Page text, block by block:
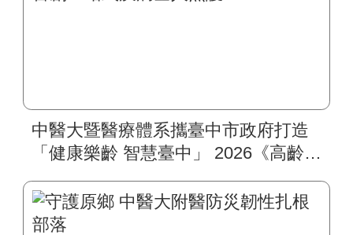
中醫大暨醫療體系攜臺中市政府打造
「健康樂齡 智慧臺中」 2026《高齡健
一站式疾病全人照護